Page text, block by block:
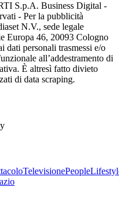
S.p.A. Business Digital -
- Per la pubblicità
N.V., sede legale
Europa 46, 20093 Cologno
dati personali trasmessi e/o
all’addestramento di
È altresì fatto divieto
di data scraping.
TelevisionePeople